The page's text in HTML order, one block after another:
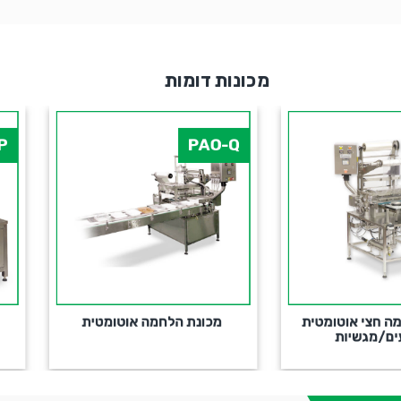
מכונות דומות
PAO-
מכונת הלחמה אוטומטית מכונת מילוי ואטימה לשקיות